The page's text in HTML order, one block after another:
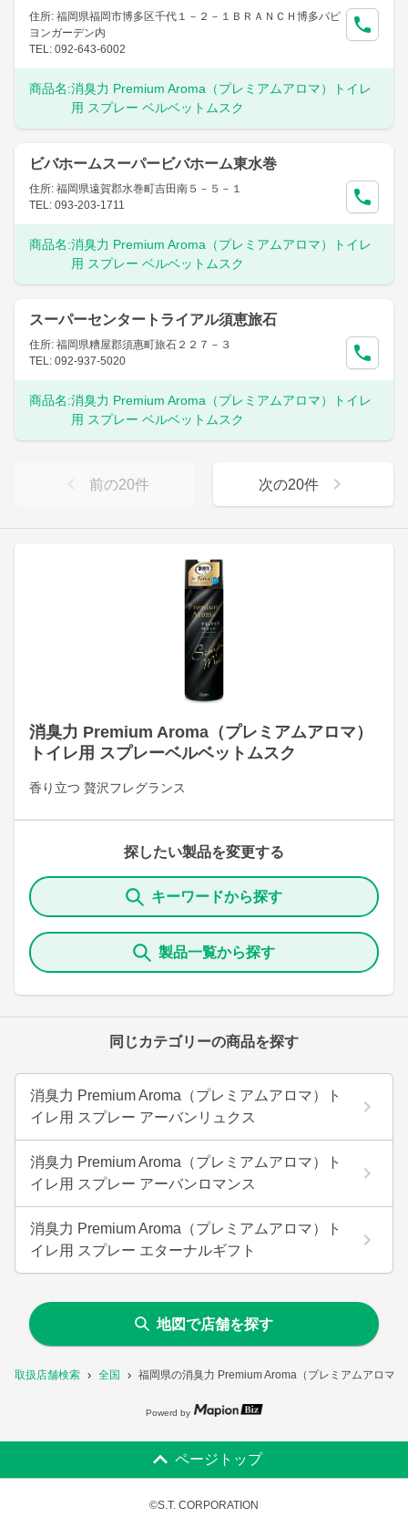
取扱店舗検索 全国 福岡県の消臭力 Premium Aroma（プレミアムアロマ
消臭力 Premium Aroma（プレミアムアロマ）
トイレ用 スプレーベルベットムスク
香り立つ 贅沢フレグランス
探したい製品を変更する
キーワードから探す
製品一覧から探す
同じカテゴリーの商品を探す
消臭力 Premium Aroma（プレミアムアロマ）ト
イレ用 スプレー アーバンリュクス
消臭力 Premium Aroma（プレミアムアロマ）ト
イレ用 スプレー アーバンロマンス
消臭力 Premium Aroma（プレミアムアロマ）ト
イレ用 スプレー エターナルギフト
住所: 福岡県福岡市博多区千代１－２－１ＢＲＡＮＣＨ博多パピ
ヨンガーデン内
TEL: 092-643-6002
商品名:消臭力 Premium Aroma（プレミアムアロマ）トイレ
用 スプレー ベルベットムスク
ビバホームスーパービバホーム東水巻
住所: 福岡県遠賀郡水巻町吉田南５－５－１
TEL: 093-203-1711
商品名:消臭力 Premium Aroma（プレミアムアロマ）トイレ
用 スプレー ベルベットムスク
スーパーセンタートライアル須恵旅石
住所: 福岡県糟屋郡須惠町旅石２２７－３
TEL: 092-937-5020
商品名:消臭力 Premium Aroma（プレミアムアロマ）トイレ
用 スプレー ベルベットムスク
前の20件 次の20件
地図で店舗を探す
Powerd by
ページトップ
©S.T. CORPORATION